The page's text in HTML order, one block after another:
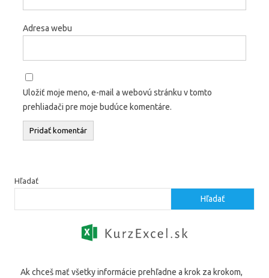
Adresa webu
Uložiť moje meno, e-mail a webovú stránku v tomto
prehliadači pre moje budúce komentáre.
Hľadať
Hľadať
Ak chceš mať všetky informácie prehľadne a krok za krokom,